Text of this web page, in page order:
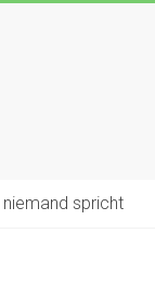
spricht